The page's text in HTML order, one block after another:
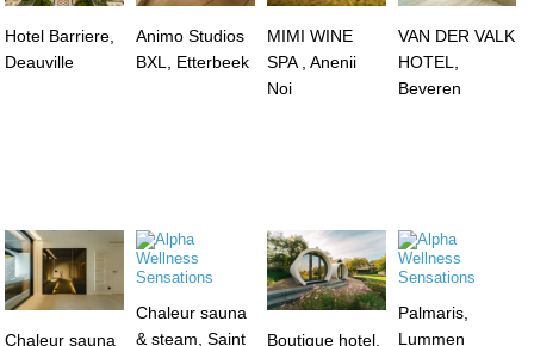
Hotel Barriere,
Deauville
Animo Studios
BXL, Etterbeek
MIMI WINE
SPA , Anenii
Noi
VAN DER VALK
HOTEL,
Beveren
Chaleur sauna
Chaleur sauna
& steam, Saint
Boutique hotel,
Palmaris,
Lummen